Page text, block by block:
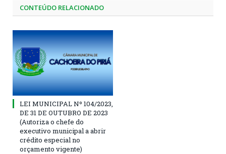
CONTEÚDO RELACIONADO
LEI MUNICIPAL Nº 104/2023,
DE 31 DE OUTUBRO DE 2023
(Autoriza o chefe do
executivo municipal a abrir
crédito especial no
orçamento vigente)